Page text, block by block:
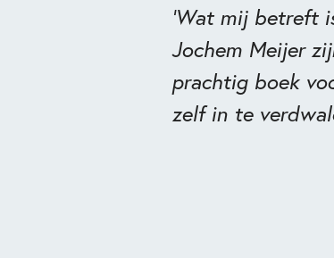
'Wat mij betreft
Jochem Meijer
prachtig boek
zelf in te